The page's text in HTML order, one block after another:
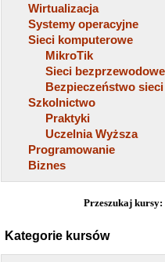
Wirtualizacja
Systemy operacyjne
Sieci komputerowe
MikroTik
Sieci bezprzewodowe
Bezpieczeństwo sieci
Szkolnictwo
Praktyki
Uczelnia Wyższa
Programowanie
Biznes
Przeszukaj kursy:
Kategorie kursów